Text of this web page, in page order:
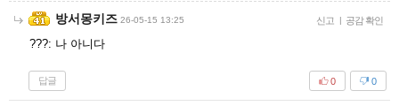
방서몽키즈 26-05-15 13:25 신고 | 공감 확인
???: 나 아니다
답글 0
0